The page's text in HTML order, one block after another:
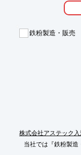
会員様は、大手企
自動車メーカー、家
でと 鉄粉製造・販売
株式会社アステック
当社では『鉄粉製造